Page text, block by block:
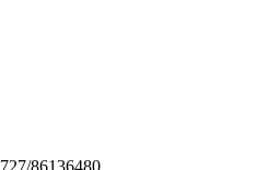
86136480